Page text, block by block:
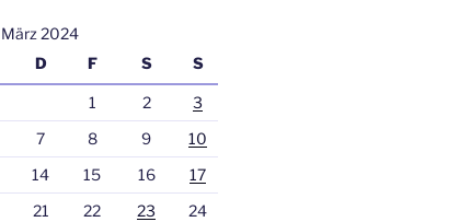
März 2024
D F S S
1 2
3
7 8 9
10
14 15 16
17
21 22 23
24